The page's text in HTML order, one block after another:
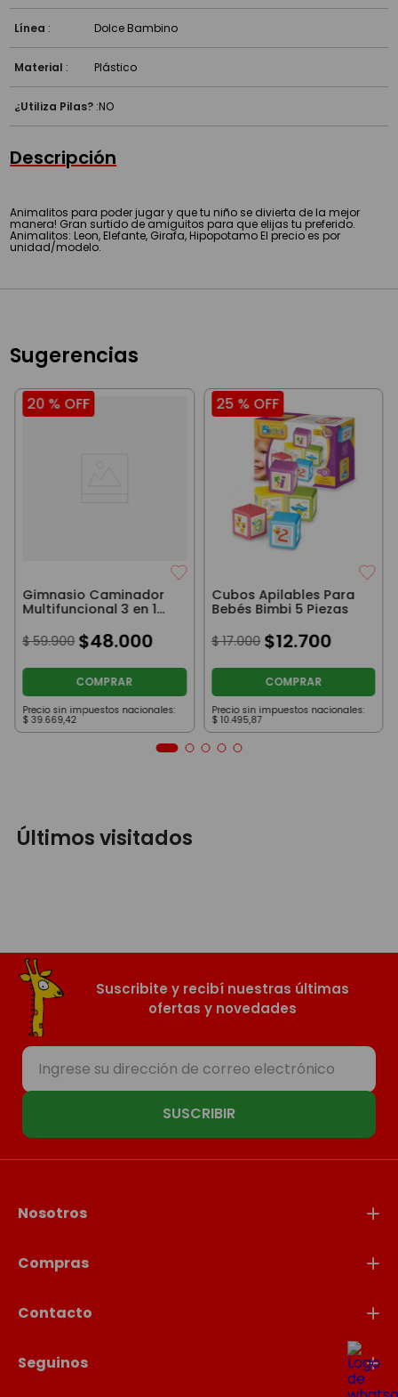
Línea : Dolce Bambino
Material : Plástico
¿Utiliza Pilas? :NO
Descripción
Animalitos para poder jugar y que tu niño se divierta de la mejor
manera! Gran surtido de amiguitos para que elijas tu preferido.
Animalitos: Leon, Elefante, Girafa, Hipopotamo El precio es por
unidad/modelo.
Sugerencias
20 % OFF
Gimnasio Caminador
Multifuncional 3 en 1
Musical Celeste
$ 59.900 $48.000
COMPRAR
Precio sin impuestos nacionales:
$ 39.669,42
25 % OFF
Cubos Apilables Para
Bebés Bimbi 5 Piezas
$ 17.000 $12.700
COMPRAR
Precio sin impuestos nacionales:
$ 10.495,87
Últimos visitados
Suscribite y recibí nuestras últimas
ofertas y novedades
SUSCRIBIR
Nosotros
Compras
Contacto
Seguinos